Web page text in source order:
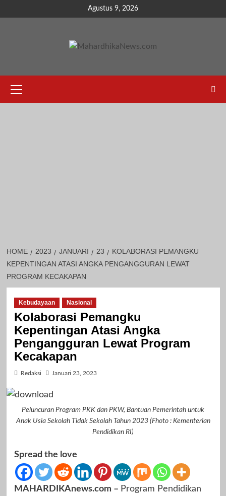
to
Agustus 9, 2026
Menu
HOME 2023 JANUARI 23
KOLABORASI PEMANGKU
KEPENTINGAN ATASI ANGKA PENGANGGURAN LEWAT
PROGRAM KECAKAPAN
Kebudayaan Nasional
Kolaborasi Pemangku
Kepentingan Atasi Angka
Pengangguran Lewat Program
Kecakapan
Redaksi Januari 23, 2023
Peluncuran Program PKK dan PKW, Bantuan Pemerintah untuk
Anak Usia Sekolah Tidak Sekolah Tahun 2023 (Fhoto : Kementerian
Pendidikan RI)
Spread the love
MAHARDIKAnews.com – Program Pendidikan